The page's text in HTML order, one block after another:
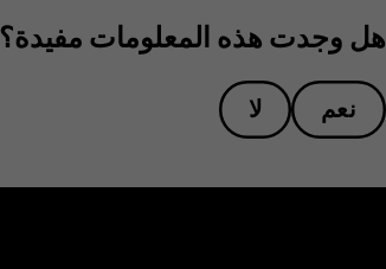
هل وجدت هذه المعلومات مفيدة؟
نعم لا